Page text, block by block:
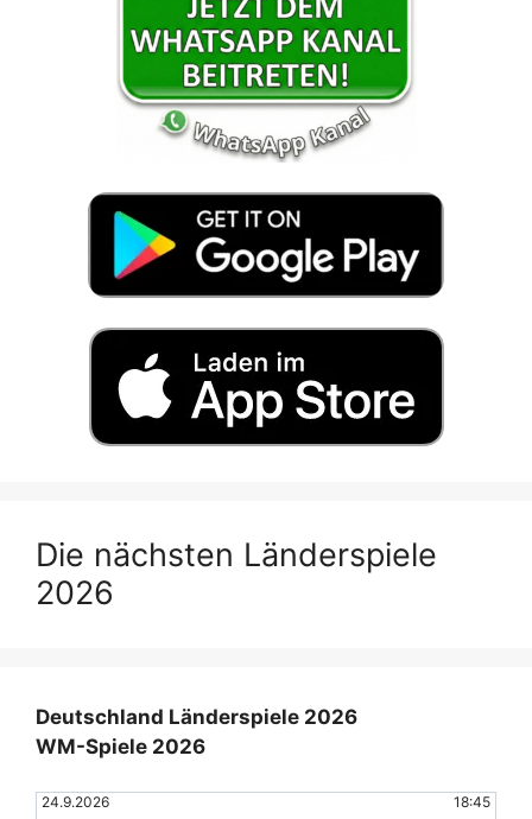
Die nächsten Länderspiele
2026
Deutschland Länderspiele 2026
WM-Spiele 2026
24.9.2026 18:45